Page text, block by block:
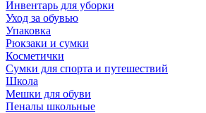
Инвентарь для уборки
Уход за обувью
Упаковка
Рюкзаки и сумки
Косметички
Сумки для спорта и путешествий
Школа
Мешки для обуви
Пеналы школьные